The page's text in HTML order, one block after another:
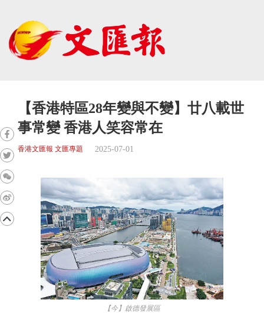
【香港特區28年變與不變】廿八載世
事常變 香港人笑容常在
香港文匯報 文匯專題 2025-07-01
【今】啟德發展區